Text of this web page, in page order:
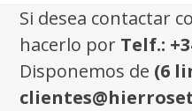
Si desea contactar
hacerlo por Telf.:
Disponemos de (6